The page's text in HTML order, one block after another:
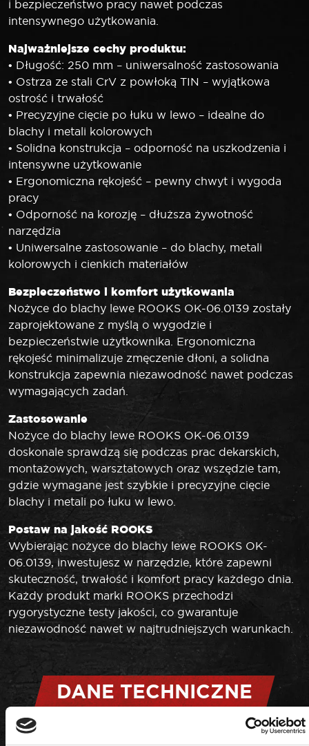
i bezpieczeństwo pracy nawet podczas
intensywnego użytkowania.
Najważniejsze cechy produktu:
• Długość: 250 mm – uniwersalność zastosowania
• Ostrza ze stali CrV z powłoką TIN – wyjątkowa
ostrość i trwałość
• Precyzyjne cięcie po łuku w lewo – idealne do
blachy i metali kolorowych
• Solidna konstrukcja – odporność na uszkodzenia i
intensywne użytkowanie
• Ergonomiczna rękojeść – pewny chwyt i wygoda
pracy
• Odporność na korozję – dłuższa żywotność
narzędzia
• Uniwersalne zastosowanie – do blachy, metali
kolorowych i cienkich materiałów
Bezpieczeństwo i komfort użytkowania
Nożyce do blachy lewe ROOKS OK-06.0139 zostały
zaprojektowane z myślą o wygodzie i
bezpieczeństwie użytkownika. Ergonomiczna
rękojeść minimalizuje zmęczenie dłoni, a solidna
konstrukcja zapewnia niezawodność nawet podczas
wymagających zadań.
Zastosowanie
Nożyce do blachy lewe ROOKS OK-06.0139
doskonale sprawdzą się podczas prac dekarskich,
montażowych, warsztatowych oraz wszędzie tam,
gdzie wymagane jest szybkie i precyzyjne cięcie
blachy i metali po łuku w lewo.
Postaw na jakość ROOKS
Wybierając nożyce do blachy lewe ROOKS OK-
06.0139, inwestujesz w narzędzie, które zapewni
skuteczność, trwałość i komfort pracy każdego dnia.
Każdy produkt marki ROOKS przechodzi
rygorystyczne testy jakości, co gwarantuje
niezawodność nawet w najtrudniejszych warunkach.
DANE TECHNICZNE